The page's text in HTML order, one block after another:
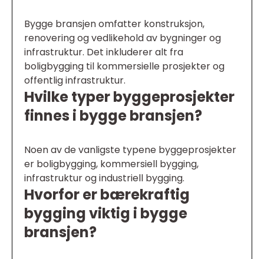
Bygge bransjen omfatter konstruksjon,
renovering og vedlikehold av bygninger og
infrastruktur. Det inkluderer alt fra
boligbygging til kommersielle prosjekter og
offentlig infrastruktur.
Hvilke typer byggeprosjekter
finnes i bygge bransjen?
Noen av de vanligste typene byggeprosjekter
er boligbygging, kommersiell bygging,
infrastruktur og industriell bygging.
Hvorfor er bærekraftig
bygging viktig i bygge
bransjen?